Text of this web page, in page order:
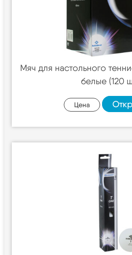
Мяч для настольного
белые (120
Цена